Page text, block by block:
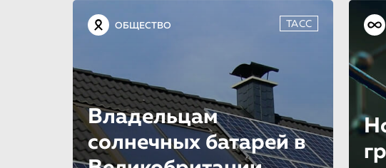
ОБЩЕСТВО ТАСС
Владельцам
солнечных батарей в